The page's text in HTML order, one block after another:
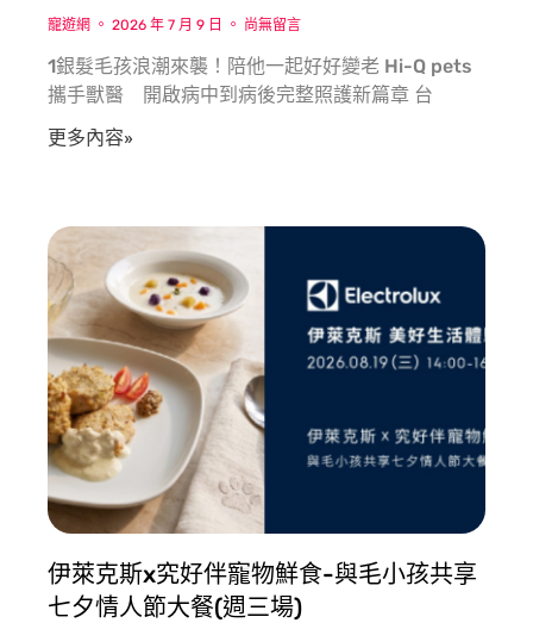
寵遊網 2026 年 7 月 9 日 尚無留言
1銀髮毛孩浪潮來襲！陪他一起好好變老 Hi-Q pets
攜手獸醫 開啟病中到病後完整照護新篇章 台
更多內容»
伊萊克斯x究好伴寵物鮮食-與毛小孩共享
七夕情人節大餐(週三場)